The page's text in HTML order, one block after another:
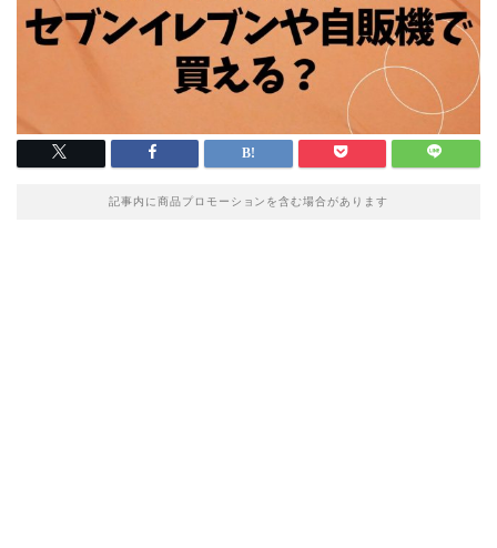
記事内に商品プロモーションを含む場合があります